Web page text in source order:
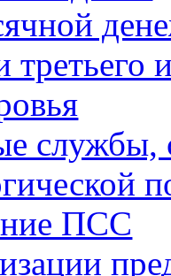
третьего
службы,
ПСС